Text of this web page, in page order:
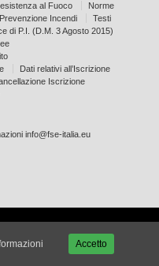
al Fuoco
Norme
Incendi
Testi
di P.I. (D.M. 3 Agosto 2015)
Dati relativi all’Iscrizione
Iscrizione
info@fse-italia.eu
impostazioni
Accetta
Accetto